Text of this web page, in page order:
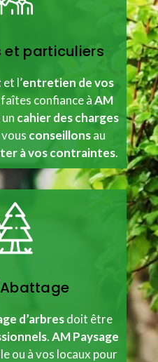
et particuliers
et l’entretien de vos
faîtes confiance àAM
cahier des charges
conseillonsau
à vos contraintes.
d’arbresdoit être
.AM Paysage
ou à vos locaux pour